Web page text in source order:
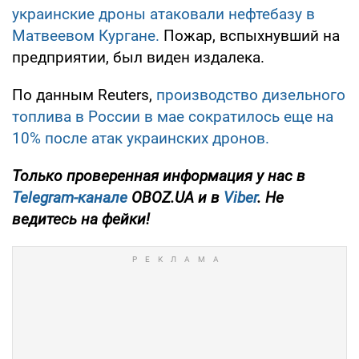
украинские дроны атаковали нефтебазу в
Матвеевом Кургане. Пожар, вспыхнувший на
предприятии, был виден издалека.
По данным Reuters, производство дизельного
топлива в России в мае сократилось еще на
10% после атак украинских дронов.
Только проверенная информация у нас в
Telegram-канале OBOZ.UA и в Viber. Не
ведитесь на фейки!